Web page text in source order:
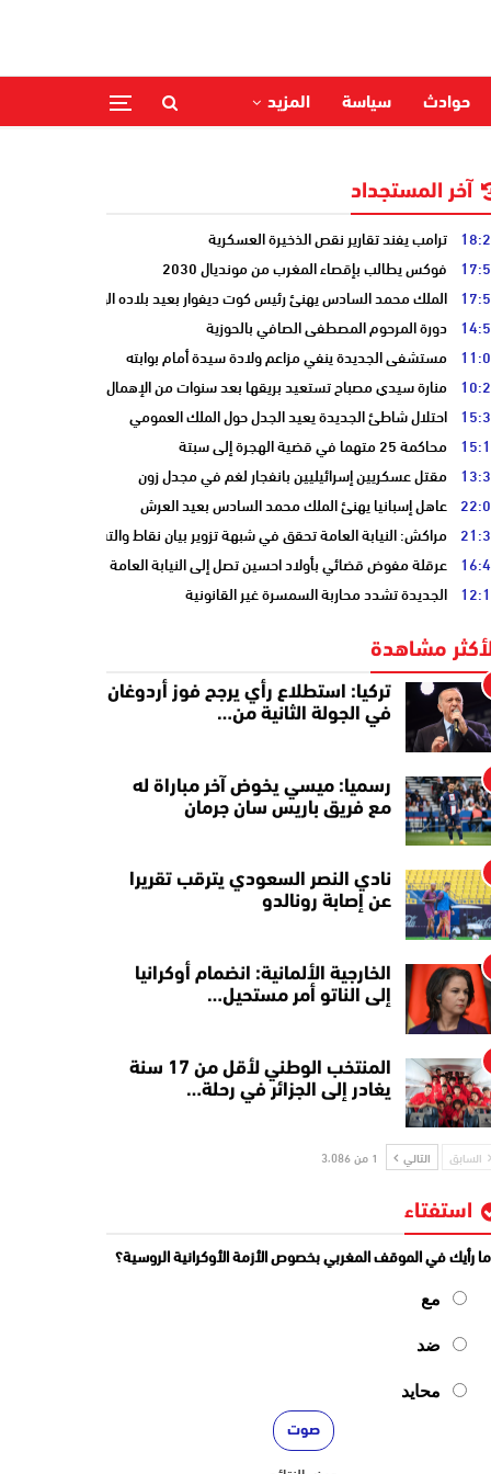
حوادث سياسة المزيد
آخر المستجداد
ترامب يفند تقارير نقص الذخيرة العسكرية
فوكس يطالب بإقصاء المغرب من مونديال 2030
الملك محمد السادس يهنئ رئيس كوت ديفوار بعيد بلاده الوطني
دورة المرحوم المصطفى الصافي بالحوزية
مستشفى الجديدة ينفي مزاعم ولادة سيدة أمام بوابته
منارة سيدي مصباح تستعيد بريقها بعد سنوات من الإهمال
احتلال شاطئ الجديدة يعيد الجدل حول الملك العمومي
محاكمة 25 متهما في قضية الهجرة إلى سبتة
مقتل عسكريين إسرائيليين بانفجار لغم في مجدل زون
عاهل إسبانيا يهنئ الملك محمد السادس بعيد العرش
مراكش: النيابة العامة تحقق في شبهة تزوير بيان نقاط والتشهير بطالب
عرقلة مفوض قضائي بأولاد احسين تصل إلى النيابة العامة
الجديدة تشدد محاربة السمسرة غير القانونية
مشاهدة
تركيا: استطلاع رأي يرجح فوز أردوغان
في الجولة الثانية من…
رسميا: ميسي يخوض آخر مباراة له
مع فريق باريس سان جرمان
نادي النصر السعودي يترقب تقريرا
عن إصابة رونالدو
الخارجية الألمانية: انضمام أوكرانيا
إلى الناتو أمر مستحيل…
المنتخب الوطني لأقل من 17 سنة
يغادر إلى الجزائر في رحلة…
السابق التالي 1 من 3٬086
استفتاء
ما رأيك في الموقف المغربي بخصوص الأزمة الأوكرانية الروسية؟
مع
ضد
محايد